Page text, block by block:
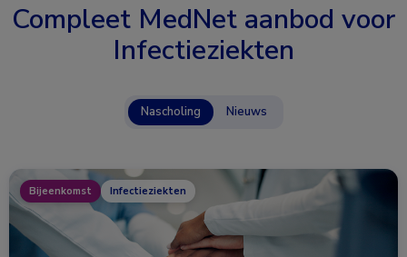
Compleet MedNet aanbod voor
Infectieziekten
Nascholing Nieuws
Bijeenkomst Infectieziekten